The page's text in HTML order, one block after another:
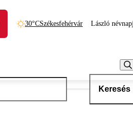
30°CSzékesfehérvár László
Keresés